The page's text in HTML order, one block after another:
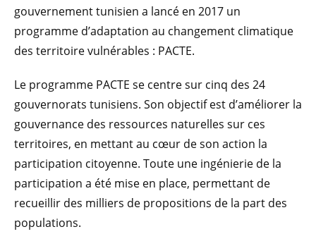
gouvernement tunisien a lancé en 2017 un
programme d’adaptation au changement climatique
des territoire vulnérables : PACTE.
Le programme PACTE se centre sur cinq des 24
gouvernorats tunisiens. Son objectif est d’améliorer la
gouvernance des ressources naturelles sur ces
territoires, en mettant au cœur de son action la
participation citoyenne. Toute une ingénierie de la
participation a été mise en place, permettant de
recueillir des milliers de propositions de la part des
populations.